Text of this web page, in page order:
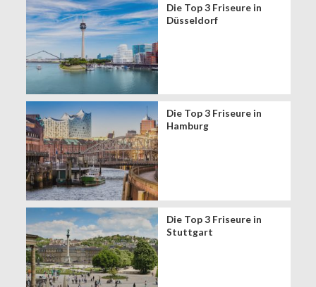
Die Top 3 Friseure in
Düsseldorf
Die Top 3 Friseure in
Hamburg
Die Top 3 Friseure in
Stuttgart